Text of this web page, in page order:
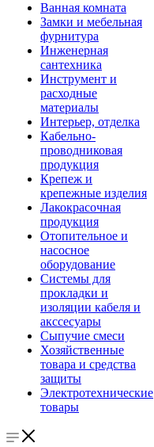
Ванная комната
Замки и мебельная
фурнитура
Инженерная
сантехника
Инструмент и
расходные
материалы
Интерьер, отделка
Кабельно-
проводниковая
продукция
Крепеж и
крепежные изделия
Лакокрасочная
продукция
Отопительное и
насосное
оборудование
Системы для
прокладки и
изоляции кабеля и
акссесуары
Сыпучие смеси
Хозяйственные
товара и средства
защиты
Электротехнические
товары